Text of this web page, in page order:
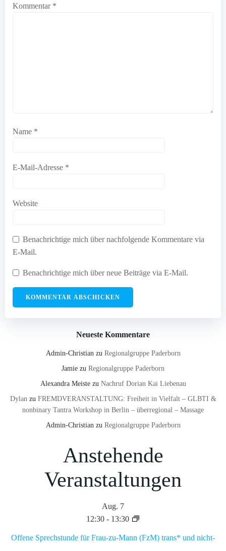
Kommentar *
Name *
E-Mail-Adresse *
Website
Benachrichtige mich über nachfolgende Kommentare via
E-Mail.
Benachrichtige mich über neue Beiträge via E-Mail.
Neueste Kommentare
Admin-Christianzu Regionalgruppe Paderborn
Jamie zu Regionalgruppe Paderborn
Alexandra Meistezu Nachruf Dorian Kai Liebenau
Dylanzu FREMDVERANSTALTUNG: Freiheit in Vielfalt – GLBTI &
nonbinary Tantra Workshop in Berlin – überregional – Massage
Admin-Christianzu Regionalgruppe Paderborn
Anstehende
Veranstaltungen
Aug. 7
12:30- 13:30
Offene Sprechstunde für Frau-zu-Mann (FzM) trans* und nicht-